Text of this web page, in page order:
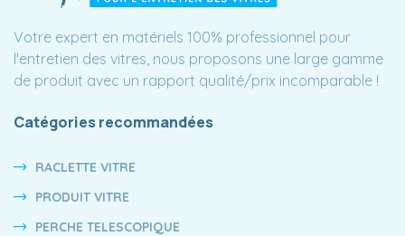
Votre expert en matériels 100% professionnel pour
l'entretien des vitres, nous proposons une large gamme
de produit avec un rapport qualité/prix incomparable !
Catégories recommandées
RACLETTE VITRE
PRODUIT VITRE
PERCHE TELESCOPIQUE